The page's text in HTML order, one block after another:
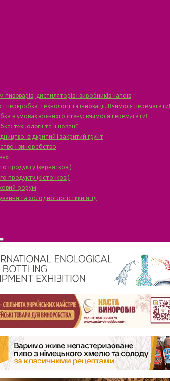
дистиляторів і виробників напоїв
і переробка: технології та інновації. Вчимося перемагати!
в умовах воєнного стану: вчимося перемагати!
технології та інновації
відкритий і закритий ґрунт
і виноробство
продукту (зерняткові)
продукту (кісточкові)
форум
та холодної логістики ягід